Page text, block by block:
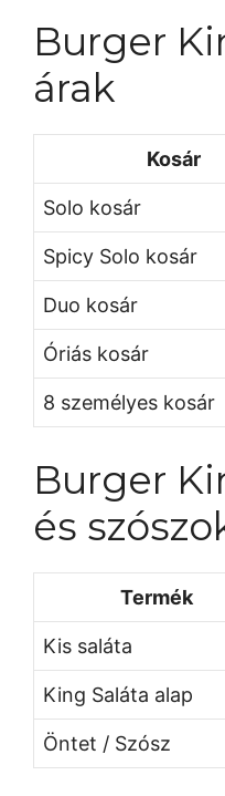
Burger
árak
Kosár
Solo kosár
Spicy Solo kosár
Duo kosár
Óriás kosár
8 személyes kosár
Burger
és
Termék
Kis saláta
King Saláta alap
Öntet / Szósz